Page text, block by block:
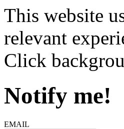
This website
relevant
Click
Notify me!
EMAIL